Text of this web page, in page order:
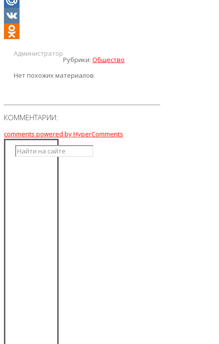
Mail.Ru
VK
Администратор
Рубрики: Общество
Нет похожих материалов.
КОММЕНТАРИИ:
comments powered by HyperComments